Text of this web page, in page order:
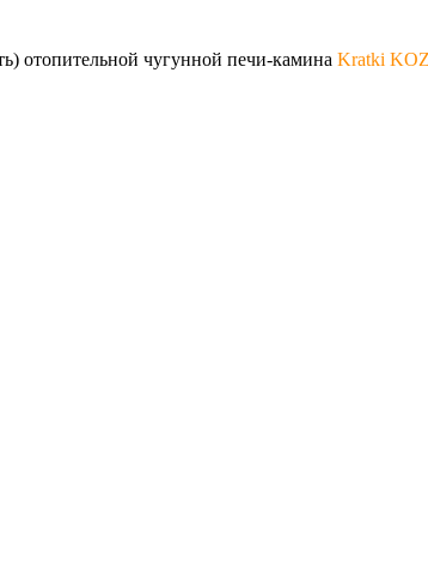
отопительной чугунной печи-камина Kratki